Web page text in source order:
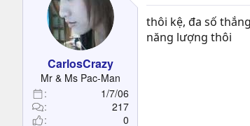
CarlosCrazy
Mr & Ms Pac-Man
1/7/06
217
0
thôi kệ, đa số
năng lượng thôi